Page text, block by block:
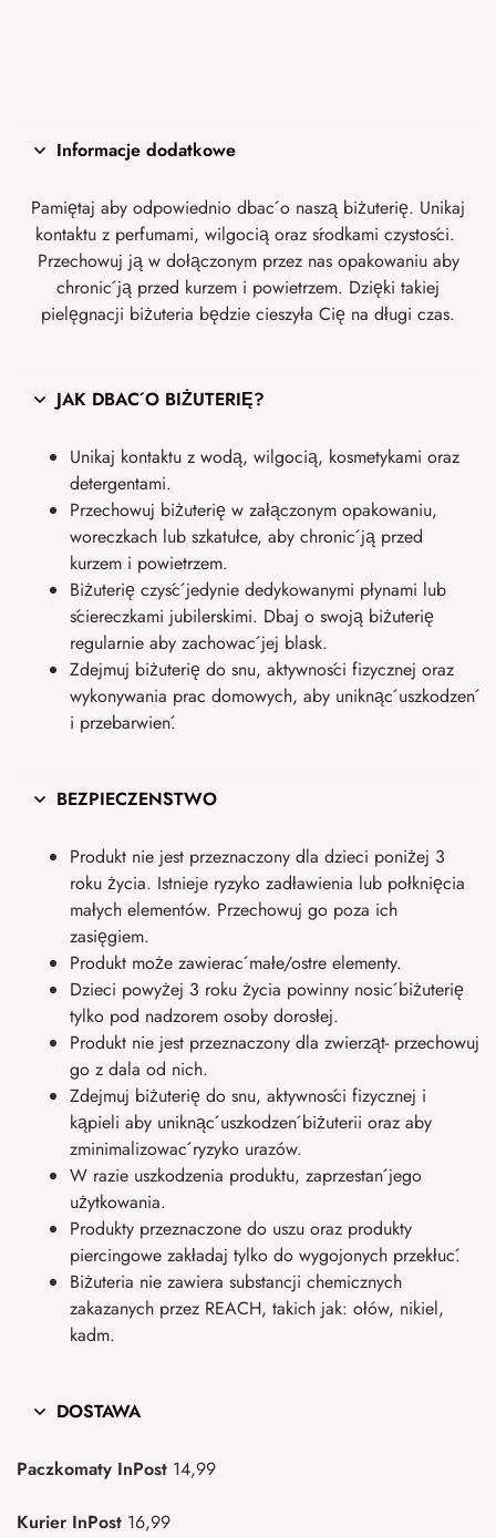
Informacje dodatkowe
Pamiętaj aby odpowiednio dbać o naszą biżuterię. Unikaj
kontaktu z perfumami, wilgocią oraz środkami czystości.
Przechowuj ją w dołączonym przez nas opakowaniu aby
chronić ją przed kurzem i powietrzem. Dzięki takiej
pielęgnacji biżuteria będzie cieszyła Cię na długi czas.
JAK DBAĆ O BIŻUTERIĘ?
Unikaj kontaktu z wodą, wilgocią, kosmetykami oraz
detergentami.
Przechowuj biżuterię w załączonym opakowaniu,
woreczkach lub szkatułce, aby chronić ją przed
kurzem i powietrzem.
Biżuterię czyść jedynie dedykowanymi płynami lub
ściereczkami jubilerskimi. Dbaj o swoją biżuterię
regularnie aby zachować jej blask.
Zdejmuj biżuterię do snu, aktywności fizycznej oraz
wykonywania prac domowych, aby uniknąć uszkodzeń
i przebarwień.
BEZPIECZEŃSTWO
Produkt nie jest przeznaczony dla dzieci poniżej 3
roku życia. Istnieje ryzyko zadławienia lub połknięcia
małych elementów. Przechowuj go poza ich
zasięgiem.
Produkt może zawierać małe/ostre elementy.
Dzieci powyżej 3 roku życia powinny nosić biżuterię
tylko pod nadzorem osoby dorosłej.
Produkt nie jest przeznaczony dla zwierząt- przechowuj
go z dala od nich.
Zdejmuj biżuterię do snu, aktywności fizycznej i
kąpieli aby uniknąć uszkodzeń biżuterii oraz aby
zminimalizować ryzyko urazów.
W razie uszkodzenia produktu, zaprzestań jego
użytkowania.
Produkty przeznaczone do uszu oraz produkty
piercingowe zakładaj tylko do wygojonych przekłuć.
Biżuteria nie zawiera substancji chemicznych
zakazanych przez REACH, takich jak: ołów, nikiel,
kadm.
DOSTAWA
Paczkomaty InPost 14,99
Kurier InPost 16,99